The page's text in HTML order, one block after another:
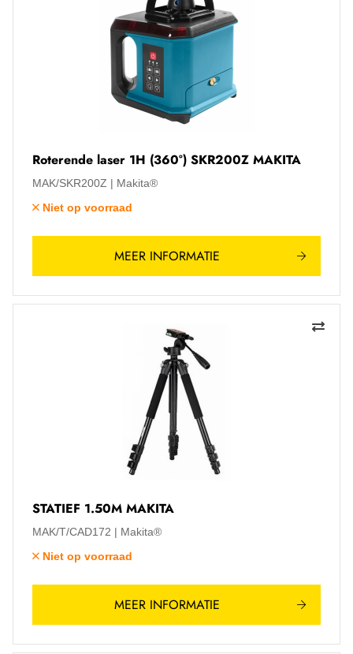
Roterende laser 1H (360°) SKR200Z MAKITA
MAK/SKR200Z
Makita®
Niet op voorraad
MEER INFORMATIE
STATIEF 1.50M MAKITA
MAK/T/CAD172
Makita®
Niet op voorraad
MEER INFORMATIE